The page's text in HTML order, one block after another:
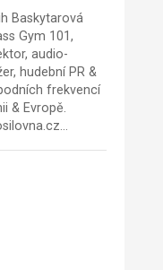
Baskytarová
Gym 101,
audio-
hudební PR &
frekvencí
& Evropě.
…